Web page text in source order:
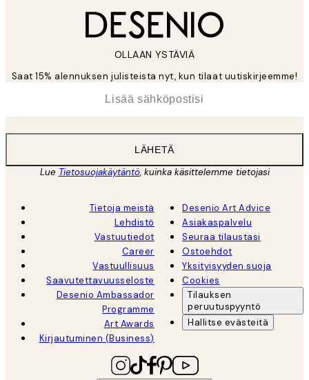
OLLAAN YSTÄVIÄ
Saat 15% alennuksen julisteista nyt, kun tilaat uutiskirjeemme!
LÄHETÄ
Lue Tietosuojakäytäntö, kuinka käsittelemme tietojasi
Tietoja meistä
Lehdistö
Vastuutiedot
Career
Vastuullisuus
Saavutettavuusseloste
Desenio Ambassador
Programme
Art Awards
Kirjautuminen (Business)
Desenio Art Advice
Asiakaspalvelu
Seuraa tilaustasi
Ostoehdot
Yksityisyyden suoja
Cookies
Tilauksen
peruutuspyyntö
Hallitse evästeitä